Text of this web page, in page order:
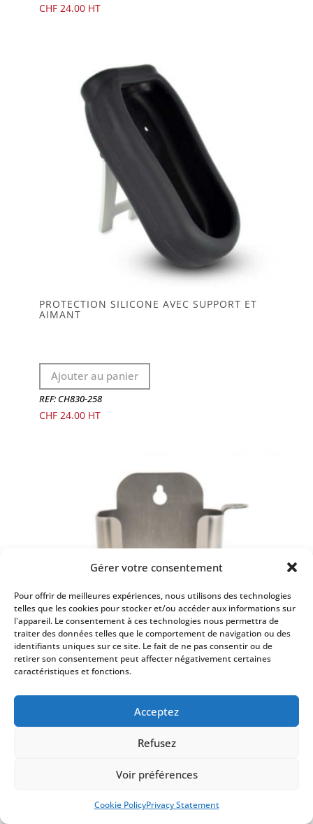
Gérer votre consentement
Pour offrir de meilleures expériences, nous utilisons des technologies
telles que les cookies pour stocker et/ou accéder aux informations sur
l'appareil. Le consentement à ces technologies nous permettra de
traiter des données telles que le comportement de navigation ou des
identifiants uniques sur ce site. Le fait de ne pas consentir ou de
retirer son consentement peut affecter négativement certaines
caractéristiques et fonctions.
Acceptez
Refusez
Voir préférences
Cookie PolicyPrivacy Statement
CHF24.00
PROTECTION SILICONE AVEC SUPPORT ET
AIMANT
Ajouter au panier
REF: CH830-258
CHF24.00
SUPPORT MURAL EN INOX POUR SÉRIE
Ajouter au panier
REF: CH832-015